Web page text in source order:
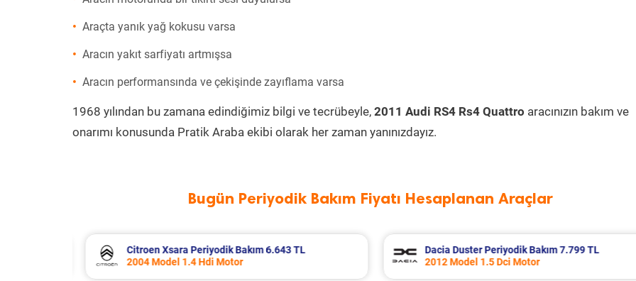
Araçta yanık yağ kokusu varsa
Aracın yakıt sarfiyatı artmışsa
Aracın performansında ve çekişinde zayıflama varsa
1968 yılından bu zamana edindiğimiz bilgi ve tecrübeyle, 2011 Audi RS4 Rs4 Quattro aracınızın bakım ve
onarımı konusunda Pratik Araba ekibi olarak her zaman yanınızdayız.
Bugün Periyodik Bakım Fiyatı Hesaplanan Araçlar
Dacia Duster Periyodik Bakım 7.799 TL
2012 Model 1.5 Dci Motor
Ford Tourneo Courier Periyodik Bakım
2020 Model 1.5 Tdci Motor